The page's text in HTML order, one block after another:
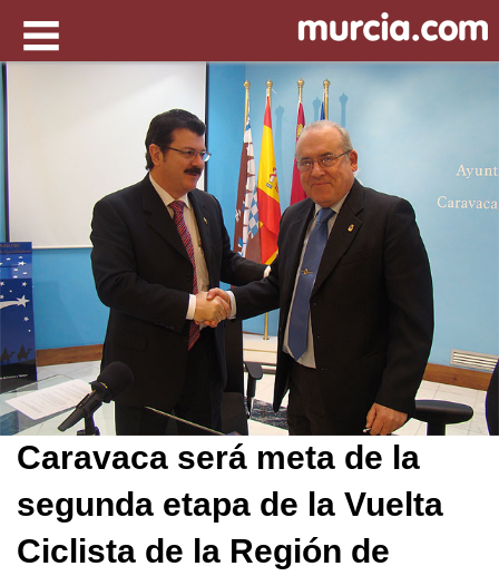
Caravaca será meta de la
segunda etapa de la Vuelta
Ciclista de la Región de